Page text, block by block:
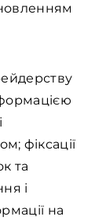
фіксації
та
і
на